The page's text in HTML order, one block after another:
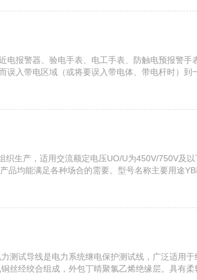
电报警器、验电手表、电工手表、防触电预报警
误入带电区域（或将要误入带电体、带电杆时）
生产，适用交流额定电压UO/U为450V/750V及
品均能满足各种场合的需要。型号名称主要用途
测试导线是电力系统继电保护测试线，广泛适用
丝经绞合组成，外包丁晴聚氯乙烯绝缘层。具有